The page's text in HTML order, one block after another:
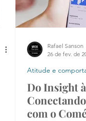
Rafael Sanson
26 de fev. de
Atitude e
Do Insight
com o